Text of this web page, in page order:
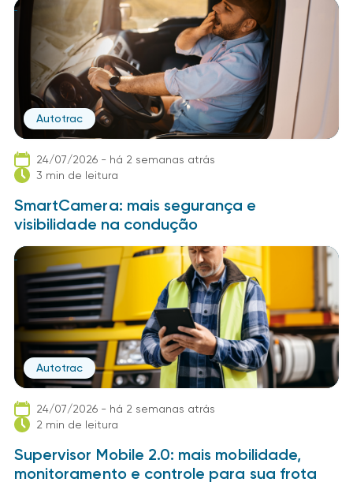
Autotrac
24/07/2026 - há 2 semanas atrás
3 min de leitura
SmartCamera: mais segurança e
visibilidade na condução
Autotrac
24/07/2026 - há 2 semanas atrás
2 min de leitura
Supervisor Mobile 2.0: mais mobilidade,
monitoramento e controle para sua frota